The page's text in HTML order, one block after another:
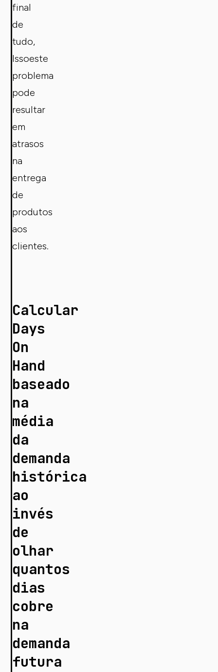
final
de
tudo,
Issoeste
problema
pode
resultar
em
atrasos
na
entrega
de
produtos
aos
clientes.
Calcular
Days
On
Hand
baseado
na
média
da
demanda
histórica
ao
invés
de
olhar
quantos
dias
cobre
na
demanda
futura